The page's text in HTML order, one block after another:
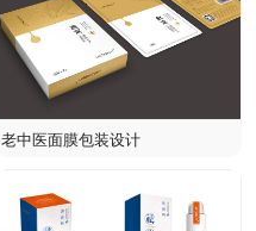
老中医面膜包装设计